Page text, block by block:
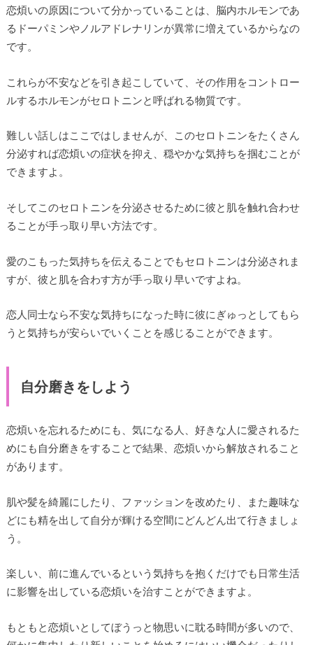
恋煩いの原因について分かっていることは、脳内ホルモンであ
るドーパミンやノルアドレナリンが異常に増えているからなの
です。
これらが不安などを引き起こしていて、その作用をコントロー
ルするホルモンがセロトニンと呼ばれる物質です。
難しい話しはここではしませんが、このセロトニンをたくさん
分泌すれば恋煩いの症状を抑え、穏やかな気持ちを掴むことが
できますよ。
そしてこのセロトニンを分泌させるために彼と肌を触れ合わせ
ることが手っ取り早い方法です。
愛のこもった気持ちを伝えることでもセロトニンは分泌されま
すが、彼と肌を合わす方が手っ取り早いですよね。
恋人同士なら不安な気持ちになった時に彼にぎゅっとしてもら
うと気持ちが安らいでいくことを感じることができます。
自分磨きをしよう
恋煩いを忘れるためにも、気になる人、好きな人に愛されるた
めにも自分磨きをすることで結果、恋煩いから解放されること
があります。
肌や髪を綺麗にしたり、ファッションを改めたり、また趣味な
どにも精を出して自分が輝ける空間にどんどん出て行きましょ
う。
楽しい、前に進んでいるという気持ちを抱くだけでも日常生活
に影響を出している恋煩いを治すことができますよ。
もともと恋煩いとしてぼうっと物思いに耽る時間が多いので、